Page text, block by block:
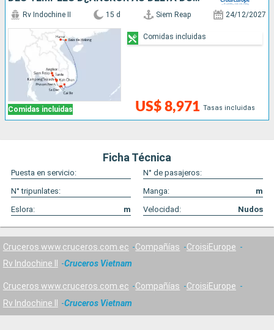
Comidas incluidas
Rv Indochine II 15 d Siem Reap 24/12/2027
US$ 8,971 Tasas incluidas
Comidas incluidas
Ficha Técnica
Puesta en servicio:
N° de pasajeros:
N° tripunlates:
Manga:
m
Eslora:
m Velocidad: Nudos
Cruceros www.cruceros.com.ec Compañías
CroisiEurope
Rv Indochine II
Cruceros Vietnam
Cruceros www.cruceros.com.ec Compañías
CroisiEurope
Rv Indochine II
Cruceros Vietnam